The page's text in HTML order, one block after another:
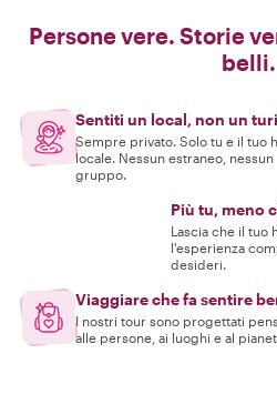
Persone vere. Storie
belli.
Sentiti un local, non un
Sempre privato. Solo tu e il tuo
locale. Nessun estraneo, nessun
gruppo.
Più tu, meno
Lascia che il tuo
l'esperienza
desideri.
Viaggiare che fa sentire
I nostri tour sono progettati
alle persone, ai luoghi e al